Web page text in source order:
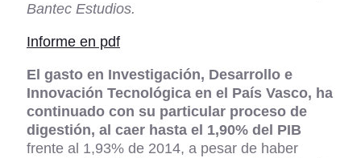
Bantec Estudios.
Informe en pdf
El gasto en Investigación, Desarrollo e
Innovación Tecnológica en el País Vasco, ha
continuado con su particular proceso de
digestión, al caer hasta el 1,90% del PIB
frente al 1,93% de 2014, a pesar de haber